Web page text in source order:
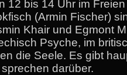
12 bis 14 Uhr im
(Armin Fischer)
Khair und Egmont
Psyche, im
die Seele. Es gibt
darüber.